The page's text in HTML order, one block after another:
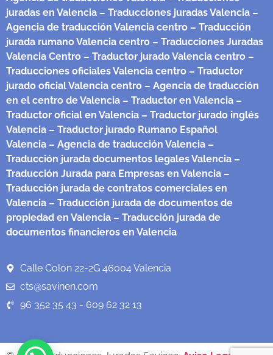
juradas en Valencia – Traducciones juradas Valencia –
Agencia de traducción Valencia centro – Traducción
jurada rumano Valencia centro – Traducciones Juradas
Valencia Centro – Traductor jurado Valencia centro –
Traducciones oficiales Valencia centro – Traductor
jurado oficial Valencia centro – Agencia de traducción
en el centro de Valencia – Traductor en Valencia –
Traductor oficial en Valencia – Traductor jurado inglés
Valencia – Traductor jurado Rumano Español
Valencia – Agencia de traducción Valencia –
Traducción jurada documentos legales Valencia –
Traducción Jurada para Empresas en Valencia –
Traducción jurada de contratos comerciales en
Valencia – Traducción jurada de documentos de
propiedad en Valencia – Traducción jurada de
documentos financieros en Valencia
Calle Colon 22-2G 46004 Valencia
cts@savinen.com
96 352 35 43 - 609 62 32 13